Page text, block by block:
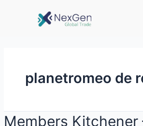
planetromeo de
Members Kitchener